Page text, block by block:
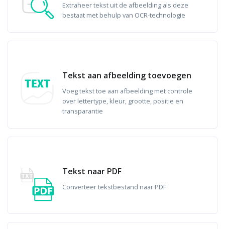
Extraheer tekst uit de afbeelding als deze
bestaat met behulp van OCR-technologie
Tekst aan afbeelding toevoegen
Voeg tekst toe aan afbeelding met controle
over lettertype, kleur, grootte, positie en
transparantie
Tekst naar PDF
Converteer tekstbestand naar PDF